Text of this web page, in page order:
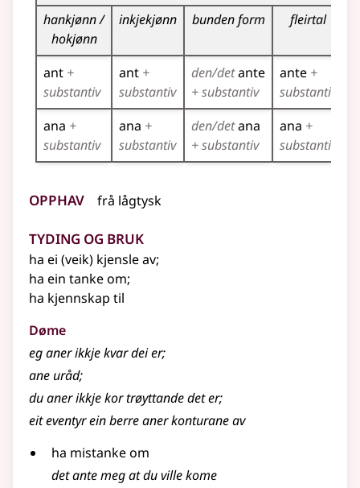
hankjønn /
hokjønn
inkjekjønn bunden form fleirtal
ant +
substantiv
ant +
substantiv
den/detante
+ substantiv
ante +
substantiv
ana +
substantiv
ana +
substantiv
den/detana
+ substantiv
ana +
substantiv
Opphav frå lågtysk
Tyding og bruk
ha ei (veik) kjensle av;
ha ein tanke om;
ha kjennskap til
Døme
eg aner ikkje kvar dei er;
ane uråd;
du aner ikkje kor trøyttande det er;
eit eventyr ein berre aner konturane av
ha mistanke om
det ante meg at du ville kome